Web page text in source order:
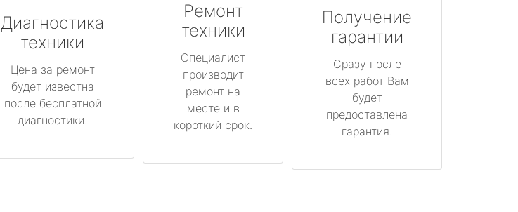
Диагностика
техники
Цена за ремонт
будет известна
после бесплатной
диагностики.
Ремонт
техники
Специалист
производит
ремонт на
месте и в
короткий срок.
Получение
гарантии
Сразу после
всех работ Вам
будет
предоставлена
гарантия.